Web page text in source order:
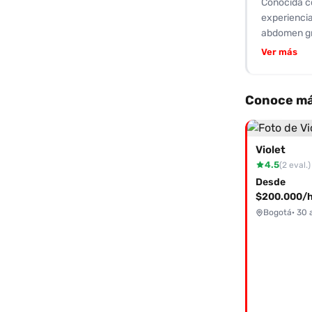
Conocida
abdomen
un 5/10.
muchos
orales y
prepago,
estás
Ver más
Conoce
Violet
4.5(2 eval.)
Desde
$200.000/
Bogotá· 30